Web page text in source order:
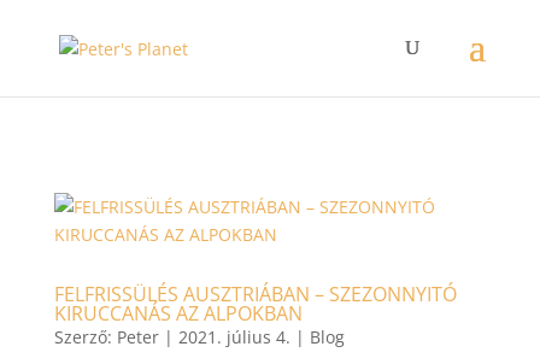
FELFRISSÜLÉS AUSZTRIÁBAN – SZEZONNYITÓ
KIRUCCANÁS AZ ALPOKBAN
Szerző: Peter| 2021. július 4. | Blog